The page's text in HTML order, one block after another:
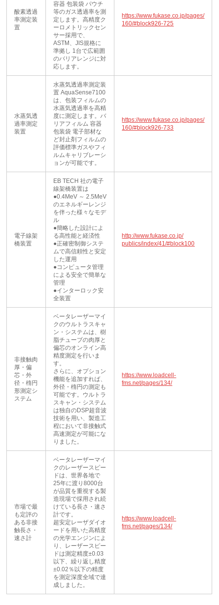
酸素透過
率測定装
置
容器 包装袋 パウチ
等のガス透過率を測
定します。高精度ク
ーロメトリックセン
サー採用で、
ASTM、JIS規格に
準拠し 1台で広範囲
のバリアレンジに対
応します。
https://www.fukase.co.jp/pages/
160/#block926-725
水蒸気透
過率測定
装置
水蒸気透過率測定装
置 AquaSense7100
は、包装フィルムの
水蒸気透過率を高精
度に測定します。バ
リアフィルム 容器
包装袋 電子部材な
ど封止剤フィルムの
評価標準ガスやフィ
ルムキャリブレーシ
ョンが可能です。
https://www.fukase.co.jp/pages/
160/#block926-733
電子線架
橋装置
EB TECH 社の電子
線架橋装置は
●0.4MeV ～ 2.5MeV
のエネルギーレンジ
を伴った様々なモデ
ル
●簡略した設計によ
る高性能と経済性
●正確密制御システ
ムで高信頼性と安定
した運用
●コンピュータ管理
による安全で簡単な
管理
●インターロック安
全装置
http://www.fukase.co.jp/
publics/index/41/#block100
非接触肉
厚・偏
芯・外
径・楕円
形測定シ
ステム
ベータレーザーマイ
クのウルトラスキャ
ン・システムは、樹
脂チューブの肉厚と
偏芯のオンライン高
精度測定を行いま
す。
さらに、オプション
機能を追加すれば、
外径・楕円の測定も
可能です。ウルトラ
スキャン・システム
は独自のDSP超音波
技術を用い、製造工
程において非接触式
高速測定が可能にな
りました。
https://www.loadcell-
fms.net/pages/134/
市場で最
も定評の
ある非接
触長さ・
速さ計
ベータレーザーマイ
クのレーザースピー
ドは、世界各地で
25年に渡り8000台
が品質を重視する製
造現場で採用され続
けている長さ・速さ
計です。
超安定レーザダイオ
ードを用いた高精度
の光学エンジンによ
り、レーザースピー
ドは測定精度±0.03
以下、繰り返し精度
±0.02％以下の精度
を測定深度全域で達
成しました。
https://www.loadcell-
fms.net/pages/134/